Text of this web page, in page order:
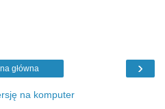
›
główna
na komputer